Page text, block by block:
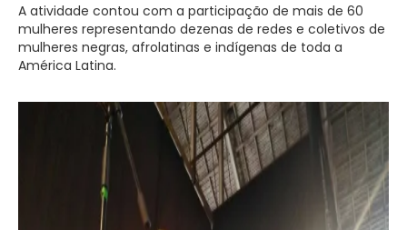
A atividade contou com a participação de mais de 60
mulheres representando dezenas de redes e coletivos de
mulheres negras, afrolatinas e indígenas de toda a
América Latina.